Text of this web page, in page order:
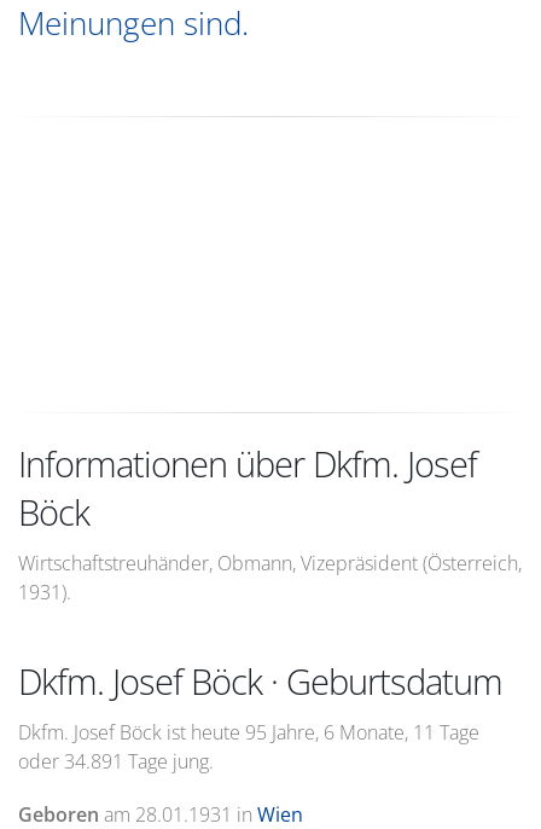
Meinungen sind.
Informationen über Dkfm. Josef
Böck
Wirtschaftstreuhänder, Obmann, Vizepräsident (Österreich,
1931).
Dkfm. Josef Böck · Geburtsdatum
Dkfm. Josef Böck ist heute 95 Jahre, 6 Monate, 11 Tage
oder 34.891 Tage jung.
Geboren am 28.01.1931 in Wien